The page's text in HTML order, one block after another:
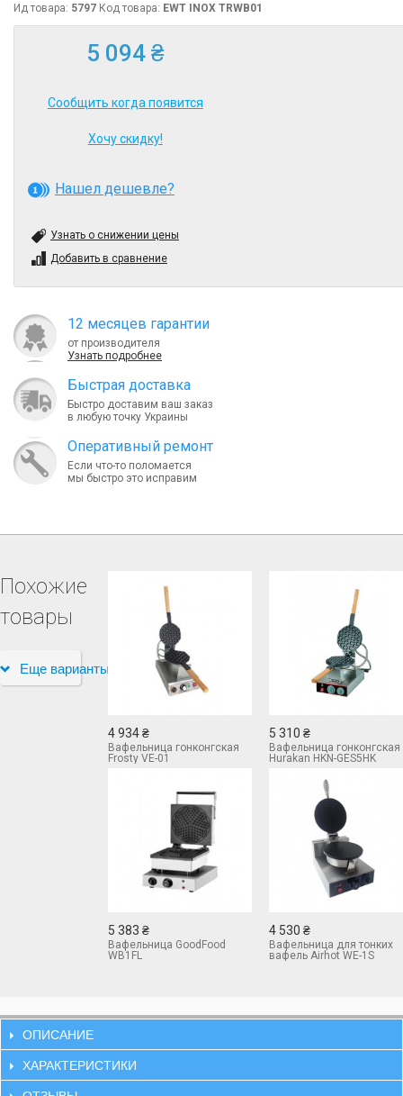
Ид товара: 5797 Код товара: EWT INOX TRWB01
5 094 ₴
Сообщить когда появится
Хочу скидку!
Нашел дешевле?
Узнать о снижении цены
Добавить в сравнение
12 месяцев гарантии
от производителя
Узнать подробнее
Быcтрая доставка
Быстро доставим ваш заказ
в любую точку Украины
Оперативный ремонт
Если что-то поломается
мы быстро это исправим
Похожие
товары
Еще варианты
4 934 ₴
Вафельница гонконгская
Frosty VE-01
5 310 ₴
Вафельница гонконгская
Hurakan HKN-GES5HK
5 383 ₴
Вафельница GoodFood
WB1FL
4 530 ₴
Вафельница для тонких
вафель Airhot WE-1S
ОПИСАНИЕ
ХАРАКТЕРИСТИКИ